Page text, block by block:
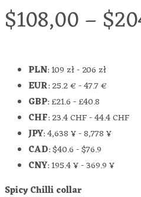
$108,00–$
PLN:109 zł-206 zł
EUR:25.2 €-47.7 €
GBP:£21.6-£40.8
CHF:23.4 CHF-44.4 CHF
JPY:4,638 ¥-8,778 ¥
CAD:$40.6-$76.9
CNY:195.4 ¥-369.9 ¥
Spicy Chilli collar